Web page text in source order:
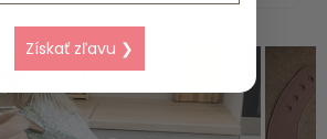
Získať zľavu ❯